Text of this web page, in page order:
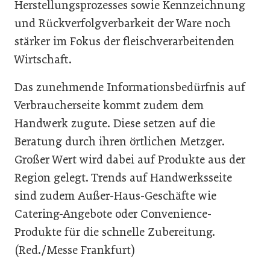
Herstellungsprozesses sowie Kennzeichnung
und Rückverfolgverbarkeit der Ware noch
stärker im Fokus der fleischverarbeitenden
Wirtschaft.
Das zunehmende Informationsbedürfnis auf
Verbraucherseite kommt zudem dem
Handwerk zugute. Diese setzen auf die
Beratung durch ihren örtlichen Metzger.
Großer Wert wird dabei auf Produkte aus der
Region gelegt. Trends auf Handwerksseite
sind zudem Außer-Haus-Geschäfte wie
Catering-Angebote oder Convenience-
Produkte für die schnelle Zubereitung.
(Red./Messe Frankfurt)